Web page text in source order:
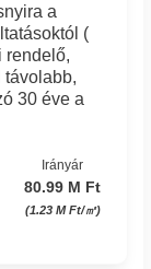
a
(
rendelő,
távolabb,
30 éve a
Irányár
80.99 M Ft
(1.23 M Ft/㎡)